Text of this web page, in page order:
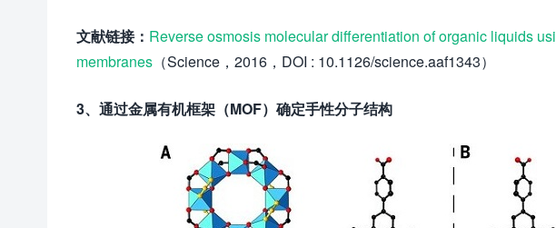
文献链接： Reverse osmosis molecular differentiation of organic liquids
membranes （Science，2016，DOI : 10.1126/science.aaf1343）
3、通过金属有机框架（MOF）确定手性分子结构